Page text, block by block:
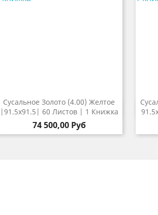
Сусальное Золото (4.00) Желтое
|91.5х91.5| 60 Листов | 1 Книжка
74 500,00 Руб
 Быстрый просмотр